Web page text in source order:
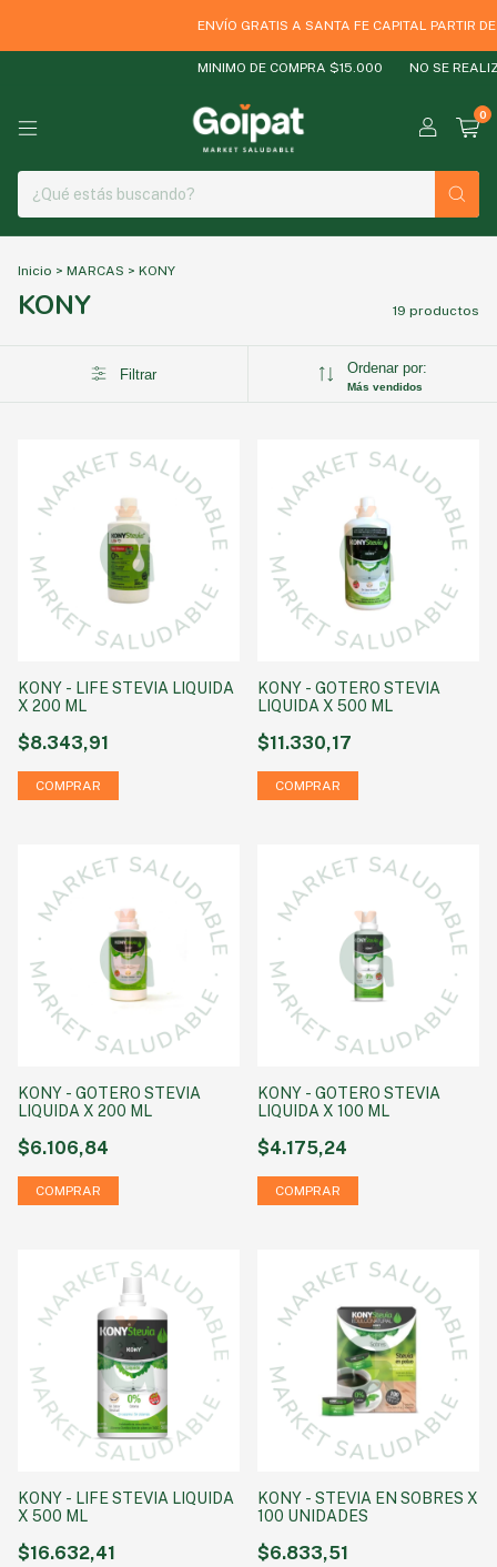
ENVÍO GRATIS A SANTA FE CAPITAL PARTIR DE
MINIMO DE COMPRA $15.000 NO SE
0
Inicio > MARCAS > KONY
KONY 19 productos
Filtrar Ordenar por:
Más vendidos
KONY - LIFE STEVIA LIQUIDA
X 200 ML
$8.343,91
KONY - GOTERO STEVIA
LIQUIDA X 500 ML
$11.330,17
KONY - GOTERO STEVIA
LIQUIDA X 200 ML
$6.106,84
KONY - GOTERO STEVIA
LIQUIDA X 100 ML
$4.175,24
KONY - LIFE STEVIA LIQUIDA
X 500 ML
$16.632,41
KONY - STEVIA EN SOBRES X
100 UNIDADES
$6.833,51